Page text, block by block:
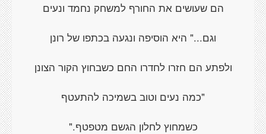
הם שעושים את החורף למשחק נחמד ונעים
וגם..." היא הוסיפה ונגעה בכתפו של רונן
ולפתע הם חזרו לחדרו החם כשבחוץ הקור הצונן
"כמה נעים וטוב בשמיכה להתעטף
כשמחוץ לחלון הגשם מטפטף."